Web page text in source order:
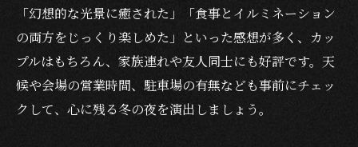
「幻想的な光景に癒された」「食事とイルミネーション
の両方をじっくり楽しめた」といった感想が多く、カッ
プルはもちろん、家族連れや友人同士にも好評です。天
候や会場の営業時間、駐車場の有無なども事前にチェッ
クして、心に残る冬の夜を演出しましょう。